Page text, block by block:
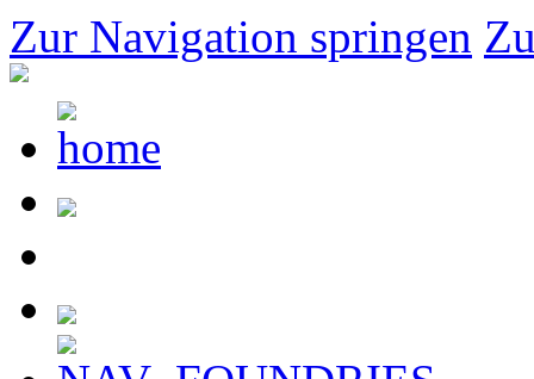
Zur Navigation springen